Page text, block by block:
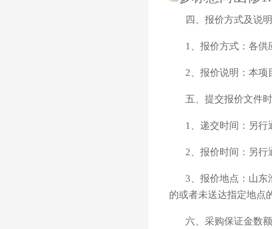
四、报价方式及说明
1、报价方式：各供
2、报价说明：本项
五、提交报价文件
1、递交时间：另行
2、报价时间：另行
3、报价地点：山
的或者未送达指定地点
六、采购保证金数